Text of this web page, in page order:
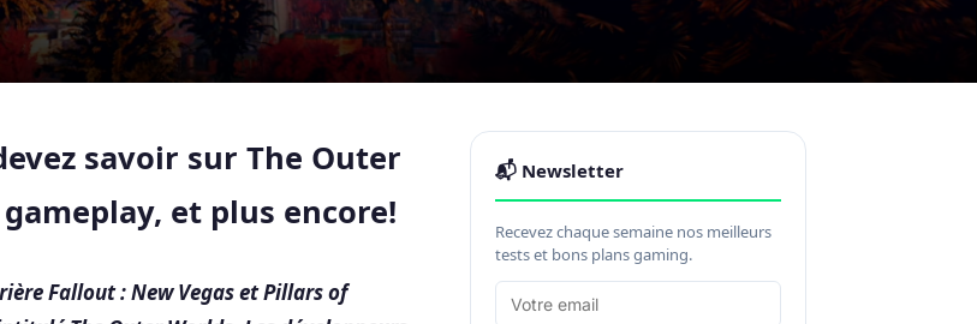
savoir sur The Outer
et plus encore!
Fallout : New Vegas et Pillars of
📬 Newsletter
Recevez chaque semaine nos meilleurs
tests et bons plans gaming.